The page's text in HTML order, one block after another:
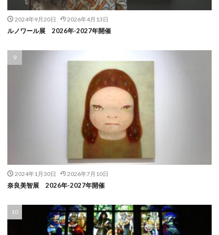
2024年9月20日 2026年4月13日
ルノワール展 2026年-2027年開催
2024年1月30日 2026年7月10日
奈良美智展 2026年-2027年開催